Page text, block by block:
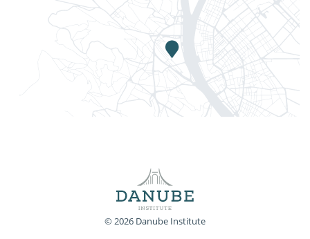
© 2026 Danube Institute